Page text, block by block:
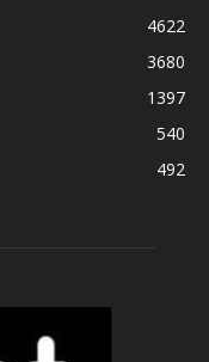
4622
3680
1397
540
492